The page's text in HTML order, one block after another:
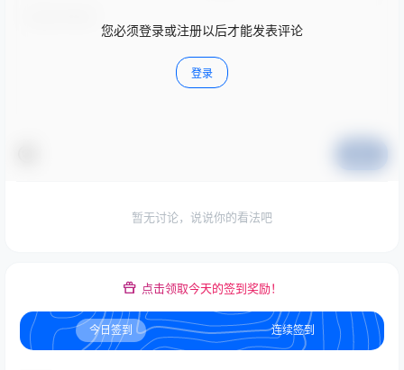
您必须登录或注册以后才能发表评论
登录
暂无讨论，说说你的看法吧
点击领取今天的签到奖励！
今日签到 连续签到